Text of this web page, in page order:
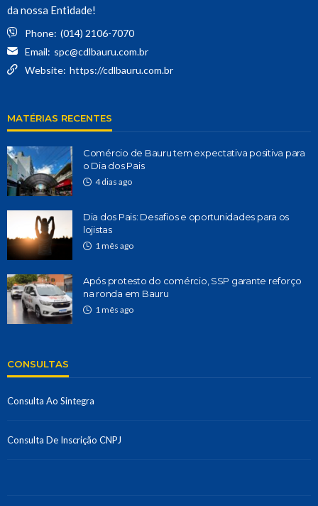
da nossa Entidade!
Phone: (014) 2106-7070
Email: spc@cdlbauru.com.br
Website: https://cdlbauru.com.br
MATÉRIAS RECENTES
Comércio de Bauru tem expectativa positiva para
o Dia dos Pais
4 dias ago
Dia dos Pais: Desafios e oportunidades para os
lojistas
1 mês ago
Após protesto do comércio, SSP garante reforço
na ronda em Bauru
1 mês ago
CONSULTAS
Consulta Ao Sintegra
Consulta De Inscrição CNPJ